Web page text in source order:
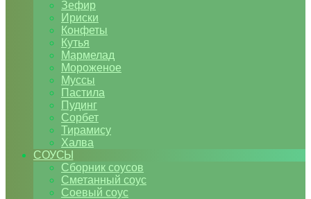
Зефир
Ириски
Конфеты
Кутья
Мармелад
Мороженое
Муссы
Пастила
Пудинг
Сорбет
Тирамису
Халва
СОУСЫ
Сборник соусов
Сметанный соус
Соевый соус